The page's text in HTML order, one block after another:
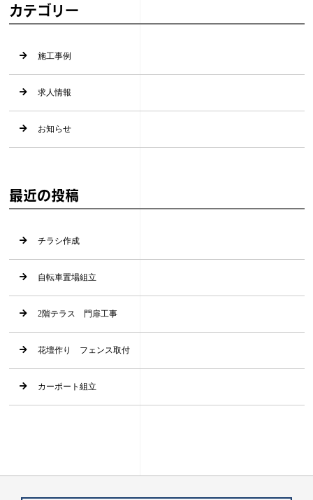
カテゴリー
施工事例
求人情報
お知らせ
最近の投稿
チラシ作成
自転車置場組立
2階テラス 門扉工事
花壇作り フェンス取付
カーポート組立